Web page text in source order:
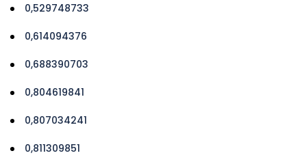
0,529748733
0,614094376
0,688390703
0,804619841
0,807034241
0,811309851